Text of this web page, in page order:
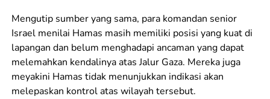
Mengutip sumber yang sama, para komandan senior
Israel menilai Hamas masih memiliki posisi yang kuat di
lapangan dan belum menghadapi ancaman yang dapat
melemahkan kendalinya atas Jalur Gaza. Mereka juga
meyakini Hamas tidak menunjukkan indikasi akan
melepaskan kontrol atas wilayah tersebut.